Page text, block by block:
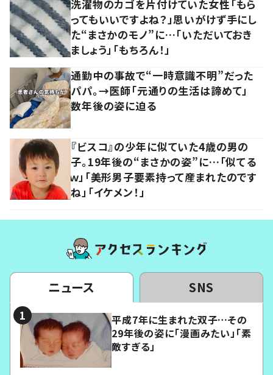
洗濯物のカゴを片付けていた女性「もら
ってもいいですよね？」思いがけず手にし
た“まさかのモノ”に…「いただいておき
ましょう」「もちろん！」
通勤中の事故で“一時意識不明”だった
パパ。→医師「元通りの生活は諦めて」
数年後の姿に迫る
『ビスコ』の少年に似ていた4歳の男の
子。19年後の“まさかの姿”に…「似てる
ｗ」「美形男子要素持って産まれたのです
ね」「イケメン！」
ニュース SNS
平成7年に生まれた双子…その
29年後の姿に「漫画みたい」「素
敵すぎる」